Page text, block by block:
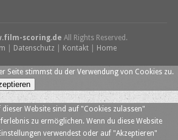
scoring.de All Rights Reserved.
Datenschutz Kontakt Home
Seite stimmst du der Verwendung von Cookies zu.
dieser Website sind auf "Cookies zulassen"
zu ermöglichen. Wenn du diese Website
verwendest oder auf "Akzeptieren"